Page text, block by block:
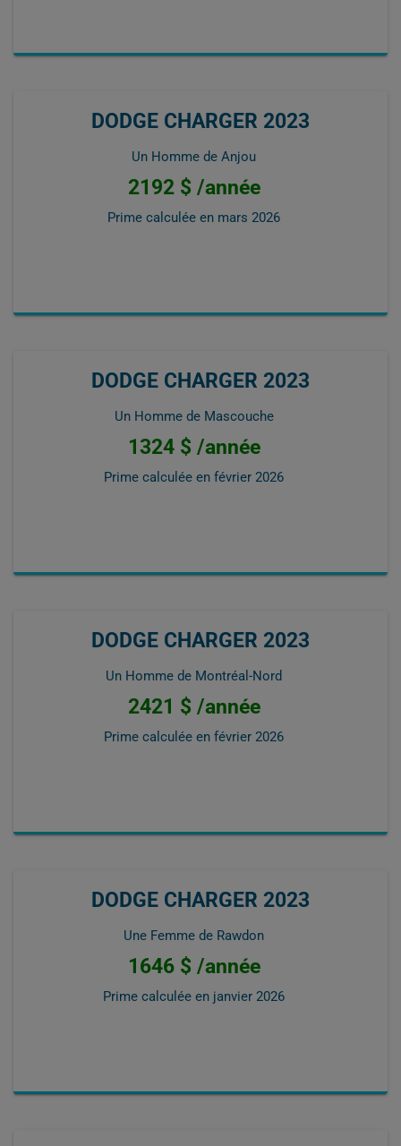
DODGE CHARGER 2023
Un Homme de Anjou
2192 $ /année
Prime calculée en mars 2026
DODGE CHARGER 2023
Un Homme de Mascouche
1324 $ /année
Prime calculée en février 2026
DODGE CHARGER 2023
Un Homme de Montréal-Nord
2421 $ /année
Prime calculée en février 2026
DODGE CHARGER 2023
Une Femme de Rawdon
1646 $ /année
Prime calculée en janvier 2026